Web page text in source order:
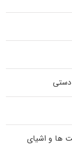
دستی
ها و اشیای